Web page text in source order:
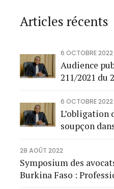
Articles récents
6 OCTOBRE 2022
Audience
211/2021 du
6 OCTOBRE 2022
L’obligation
soupçon
capitaux et
terrorisme
28 AOÛT 2022
Symposium des
Burkina Faso :